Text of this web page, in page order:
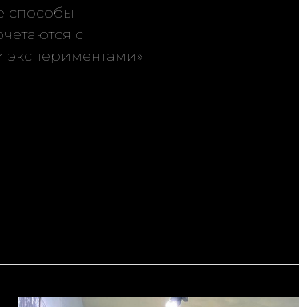
способы
с